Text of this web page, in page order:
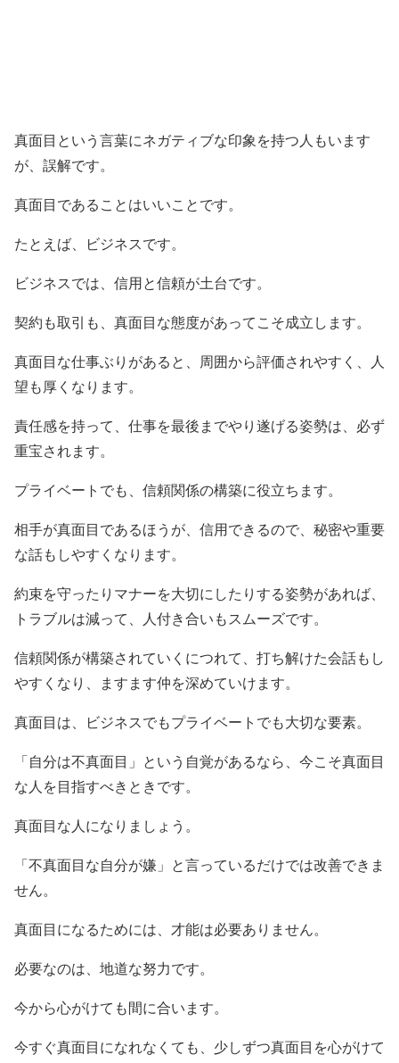
真面目という言葉にネガティブな印象を持つ人もいます
が、誤解です。
真面目であることはいいことです。
たとえば、ビジネスです。
ビジネスでは、信用と信頼が土台です。
契約も取引も、真面目な態度があってこそ成立します。
真面目な仕事ぶりがあると、周囲から評価されやすく、人
望も厚くなります。
責任感を持って、仕事を最後までやり遂げる姿勢は、必ず
重宝されます。
プライベートでも、信頼関係の構築に役立ちます。
相手が真面目であるほうが、信用できるので、秘密や重要
な話もしやすくなります。
約束を守ったりマナーを大切にしたりする姿勢があれば、
トラブルは減って、人付き合いもスムーズです。
信頼関係が構築されていくにつれて、打ち解けた会話もし
やすくなり、ますます仲を深めていけます。
真面目は、ビジネスでもプライベートでも大切な要素。
「自分は不真面目」という自覚があるなら、今こそ真面目
な人を目指すべきときです。
真面目な人になりましょう。
「不真面目な自分が嫌」と言っているだけでは改善できま
せん。
真面目になるためには、才能は必要ありません。
必要なのは、地道な努力です。
今から心がけても間に合います。
今すぐ真面目になれなくても、少しずつ真面目を心がけて